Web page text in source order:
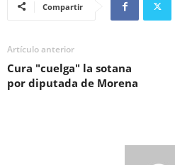
Compartir
Artículo anterior
Cura "cuelga" la sotana
por diputada de Morena